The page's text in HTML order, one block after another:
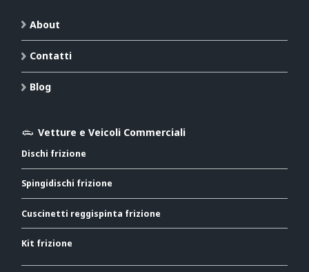
About
Contatti
Blog
Vetture e Veicoli Commerciali
Dischi frizione
Spingidischi frizione
Cuscinetti reggispinta frizione
Kit frizione